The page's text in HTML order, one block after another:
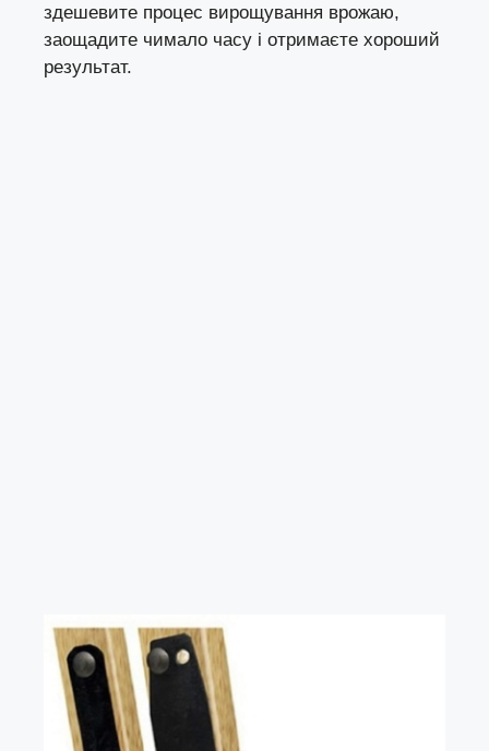
здешевите процес вирощування врожаю,
заощадите чимало часу і отримаєте хороший
результат.